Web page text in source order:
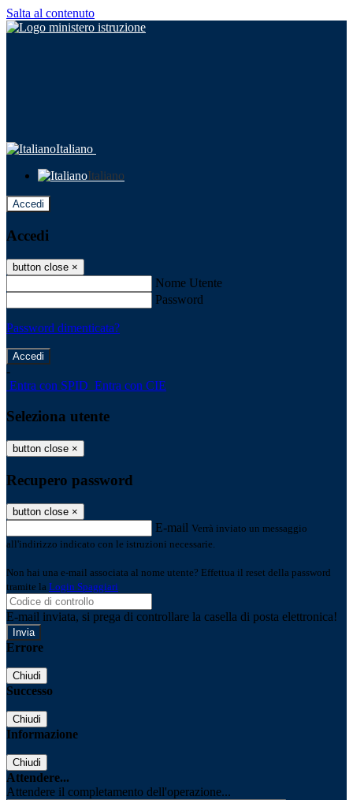
Salta al contenuto
Italiano
Italiano
Accedi
Accedi
button close ×
Nome Utente
Password
Password dimenticata?
-
Entra con SPID Entra con CIE
Seleziona utente
button close ×
Recupero password
button close ×
E-mail Verrà inviato un messaggio
all'indirizzo indicato con le istruzioni necessarie.
Non hai una e-mail associata al nome utente? Effettua il reset della password
tramite la Login Spaggiari
E-mail inviata, si prega di controllare la casella di posta elettronica!
Errore
Chiudi
Successo
Chiudi
Informazione
Chiudi
Attendere...
Attendere il completamento dell'operazione...